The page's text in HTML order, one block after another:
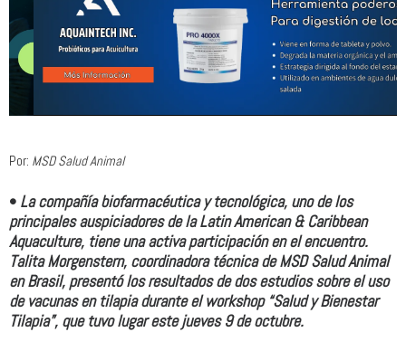
Por: MSD Salud Animal
• La compañía biofarmacéutica y tecnológica, uno de los
principales auspiciadores de la Latin American & Caribbean
Aquaculture, tiene una activa participación en el encuentro.
Talita Morgenstern, coordinadora técnica de MSD Salud Animal
en Brasil, presentó los resultados de dos estudios sobre el uso
de vacunas en tilapia durante el workshop “Salud y Bienestar
Tilapia”, que tuvo lugar este jueves 9 de octubre.